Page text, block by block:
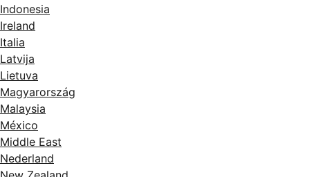
Indonesia
Ireland
Italia
Latvija
Lietuva
Magyarország
Malaysia
México
Middle East
Nederland